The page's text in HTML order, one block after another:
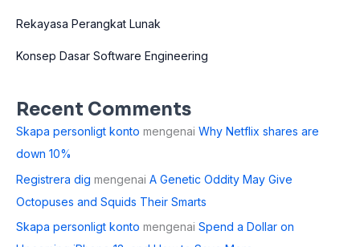
Rekayasa Perangkat Lunak
Konsep Dasar Software Engineering
Recent Comments
Skapa personligt konto mengenai Why Netflix shares are
down 10%
Registrera dig mengenai A Genetic Oddity May Give
Octopuses and Squids Their Smarts
Skapa personligt konto mengenai Spend a Dollar on